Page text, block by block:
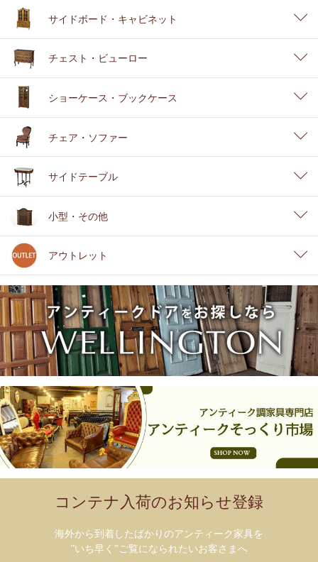
サイドボード・キャビネット
チェスト・ビューロー
ショーケース・ブックケース
チェア・ソファー
サイドテーブル
小型・その他
アウトレット
コンテナ入荷のお知らせ登録
海外から到着したばかりのアンティーク家具を
”いち早く”ご覧になられたいお客さまへ